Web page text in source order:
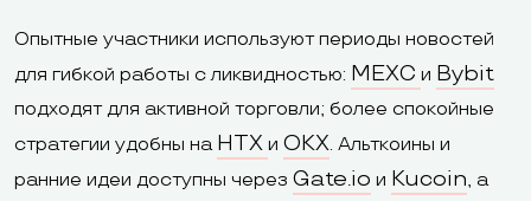
Опытные участники используют периоды новостей
для гибкой работы с ликвидностью: MEXC и Bybit
подходят для активной торговли; более спокойные
стратегии удобны на HTX и OKX. Альткоины и
ранние идеи доступны через Gate.io и Kucoin, а